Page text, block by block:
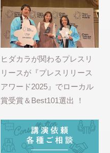
ヒダカラが関わるプレスリ
リースが『プレスリリース
アワード2025』でローカル
賞受賞＆Best101選出 ！